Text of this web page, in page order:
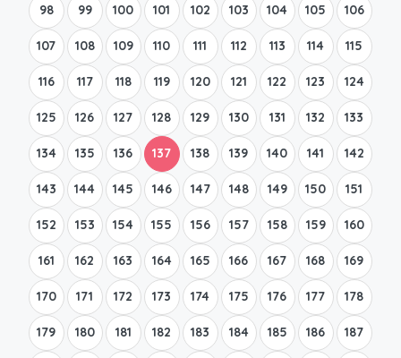
98 99 100 101 102 103 104 105 106
107 108 109 110 111 112 113 114 115
116 117 118 119 120 121 122 123 124
125 126 127 128 129 130 131 132 133
134 135 136 137 138 139 140 141 142
143 144 145 146 147 148 149 150 151
152 153 154 155 156 157 158 159 160
161 162 163 164 165 166 167 168 169
170 171 172 173 174 175 176 177 178
179 180 181 182 183 184 185 186 187